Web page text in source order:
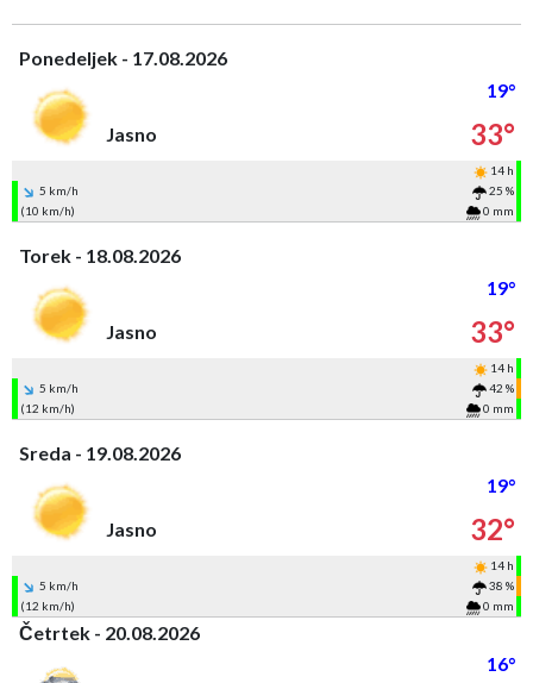
Ponedeljek - 17.08.2026
19°
Jasno
33°
14 h
5 km/h
25 %
(10 km/h)
0 mm
Torek - 18.08.2026
19°
Jasno
33°
14 h
5 km/h
42 %
(12 km/h)
0 mm
Sreda - 19.08.2026
19°
Jasno
32°
14 h
5 km/h
38 %
(12 km/h)
0 mm
Četrtek - 20.08.2026
16°